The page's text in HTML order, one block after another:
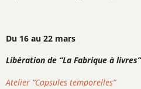
Du 16 au 22 mars
Libération de “La Fabrique à livres”
Atelier “Capsules temporelles”